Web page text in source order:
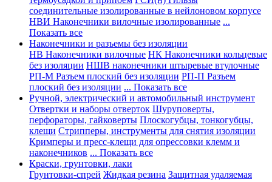
соединительные изолированные в нейлоновом корпусе
НВИ Наконечники вилочные изолированные ...
Показать все
Наконечники и разъемы без изоляции
НВ Наконечники вилочные НК Наконечники кольцевые
без изоляции НШВ наконечники штыревые втулочные
РП-М Разъем плоский без изоляции РП-П Разъем
плоский без изоляции ... Показать все
Ручной, электрический и автомобильный инструмент
Отвертки и наборы отверток Шуруповерты,
перфораторы, гайковерты Плоскогубцы, тонкогубцы,
клещи Стрипперы, инструменты для снятия изоляции
Кримперы и пресс-клещи для опрессовки клемм и
наконечников ... Показать все
Краски, грунтовки, лаки
Грунтовки-спрей Жидкая резина Защитная удаляемая